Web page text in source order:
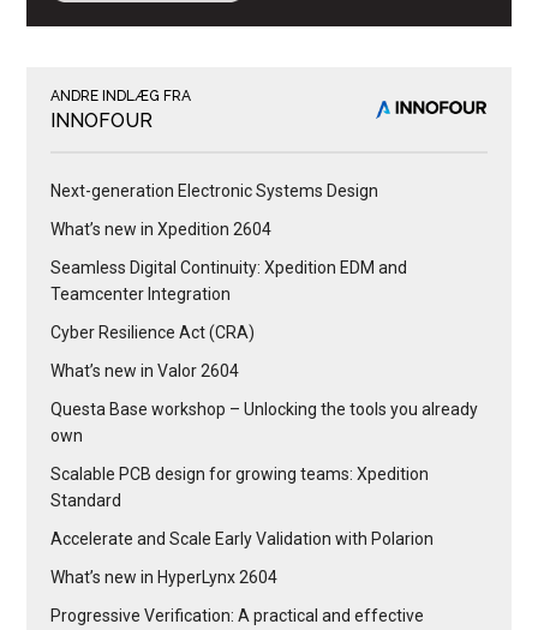
ANDRE INDLÆG FRA
INNOFOUR
Next-generation Electronic Systems Design
What’s new in Xpedition 2604
Seamless Digital Continuity: Xpedition EDM and
Teamcenter Integration
Cyber Resilience Act (CRA)
What’s new in Valor 2604
Questa Base workshop – Unlocking the tools you already
own
Scalable PCB design for growing teams: Xpedition
Standard
Accelerate and Scale Early Validation with Polarion
What’s new in HyperLynx 2604
Progressive Verification: A practical and effective